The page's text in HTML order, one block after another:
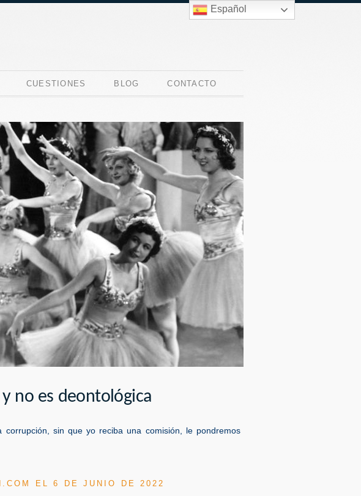
CUESTIONES BLOG CONTACTO
no es deontológica
sin que yo reciba una comisión, le pondremos
EL 6 DE JUNIO DE 2022
Español